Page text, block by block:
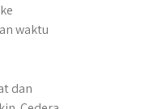
waktu
dan